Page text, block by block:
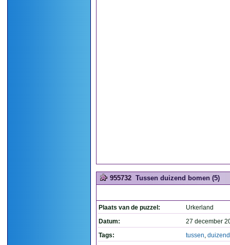
955732 Tussen duizend bomen (5)
Plaats van de puzzel:
Urkerland
Datum:
27 december
Tags:
tussen, duizend